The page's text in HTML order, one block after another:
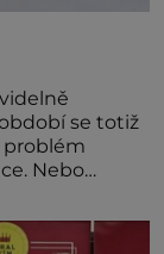
se totiž
problém
Nebo
věkem jako